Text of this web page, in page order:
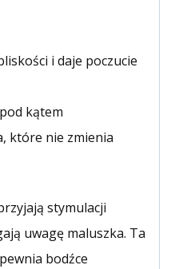
i daje poczucie
kątem
które nie zmienia
stymulacji
uwagę maluszka. Ta
bodźce